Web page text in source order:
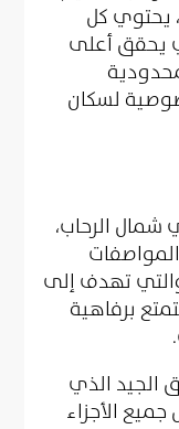
علوية، يحتوي كل
يحقق أعلى
لسكان
شمال الرحاب،
تهدف إلى
برفاهية
الجيد الذي
الأجزاء